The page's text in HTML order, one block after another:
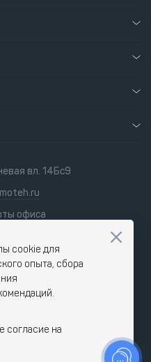
вл. 14Бс9
офиса
- 18:00
cookie для
опыта, сбора
согласие на